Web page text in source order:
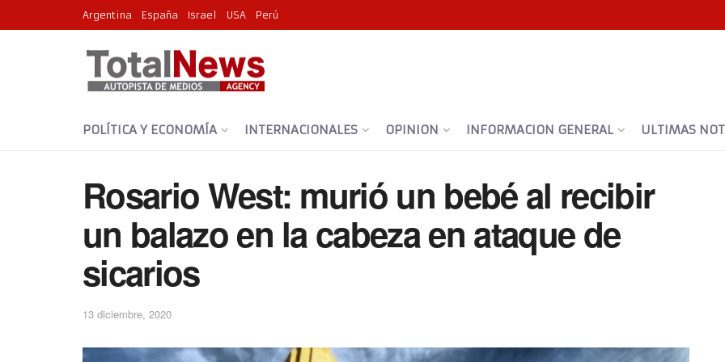
Argentina España Israel USA Perú
POLÍTICA Y ECONOMÍA INTERNACIONALES OPINION INFORMACION GENERAL ULTIMAS
Rosario West: murió un bebé al recibir
un balazo en la cabeza en ataque de
sicarios
13 diciembre, 2020